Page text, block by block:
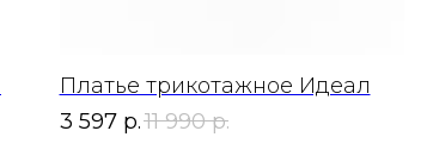
Платье трикотажное Идеал
3 597 р.11 990 р.